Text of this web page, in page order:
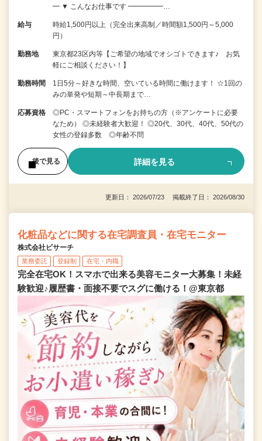
━ ▼ こんなお仕事です ━━━━━…
給与
時給1,500円以上（完全出来高制／時間額1,500円～5,000
円）
勤務地
東京都23区内等【ご希望の地域でオシゴトできます♪ お気
軽にご相談ください！】
勤務時間
1日5分～好きな時間、空いている時間に働けます！ ☆1回の
みの単発や短期～中長期まで…
応募資格
◎PC・スマートフォンをお持ちの方（※アンケートに必要
なため） ◎未経験者大歓迎！ ◎20代、30代、40代、50代の
女性の登録多数 ◎年齢不問
後で見る 詳細を見る
更新日： 2026/07/23 掲載終了日： 2026/08/30
化粧品などに関する在宅調査員・在宅モニター
株式会社ビサーチ
業務委託 登録制 在宅・内職
完全在宅OK！スマホで出来る美容モニター大募集！未経
験歓迎♪履歴書・面接不要でスグに働ける！@東京都